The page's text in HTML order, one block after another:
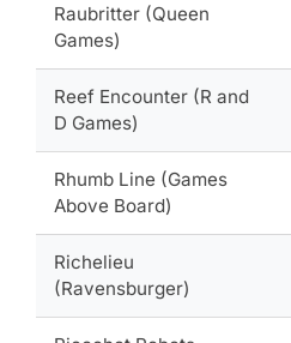
Raubritter (Queen
Games)
Reef Encounter (R and
D Games)
Rhumb Line (Games
Above Board)
Richelieu
(Ravensburger)